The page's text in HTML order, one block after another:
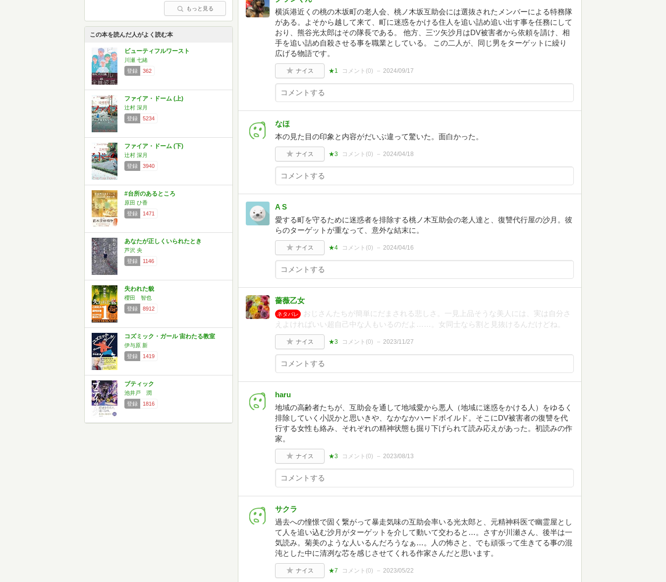
もっと見る
この本を読んだ人がよく読む本
ビューティフルワースト
川瀬 七緒
登録
362
ファイア・ドーム (上)
辻村 深月
登録
5234
ファイア・ドーム (下)
辻村 深月
登録
3940
#台所のあるところ
原田 ひ香
登録
1471
あなたが正しくいられたとき
芦沢 央
登録
1146
失われた貌
櫻田 智也
登録
8912
コズミック・ガール 宙わたる教室
伊与原 新
登録
1419
ブティック
池井戸 潤
登録
1816
横浜港近くの桃の木坂町の老人会、桃ノ木坂互助会には選抜されたメンバーによる特務隊
がある。よそから越して来て、町に迷惑をかける住人を追い詰め追い出す事を任務にして
おり、熊谷光太郎はその隊長である。 他方、三ツ矢沙月はDV被害者から依頼を請け、相
手を追い詰め自殺させる事を職業としている。 この二人が、同じ男をターゲットに繰り
広げる物語です。
ナイス ★1 コメント(0) 2024/09/17
なほ
本の見た目の印象と内容がだいぶ違って驚いた。面白かった。
ナイス ★3 コメント(0) 2024/04/18
A S
愛する町を守るために迷惑者を排除する桃ノ木互助会の老人達と、復讐代行屋の沙月。彼
らのターゲットが重なって、意外な結末に。
ナイス ★4 コメント(0) 2024/04/16
薔薇乙女
ネタバレ
おじさんたちが簡単にだまされる悲しさ。一見上品そうな美人には、実は自分さ
えよければいい超自己中な人もいるのだよ……。女同士なら割と見抜けるんだけどね。
ナイス ★3 コメント(0) 2023/11/27
haru
地域の高齢者たちが、互助会を通して地域愛から悪人（地域に迷惑をかける人）をゆるく
排除していく小説かと思いきや、なかなかハードボイルド。そこにDV被害者の復讐を代
行する女性も絡み、それぞれの精神状態も掘り下げられて読み応えがあった。初読みの作
家。
ナイス ★3 コメント(0) 2023/08/13
サクラ
過去への憧憬で固く繋がって暴走気味の互助会率いる光太郎と、元精神科医で幽霊屋とし
て人を追い込む沙月がターゲットを介して動いて交わると…。さすが川瀬さん、後半は一
気読み。菊美のような人いるんだろうなぁ…。人の怖さと、でも頑張って生きてる事の混
沌とした中に清冽な芯を感じさせてくれる作家さんだと思います。
ナイス ★7 コメント(0) 2023/05/22